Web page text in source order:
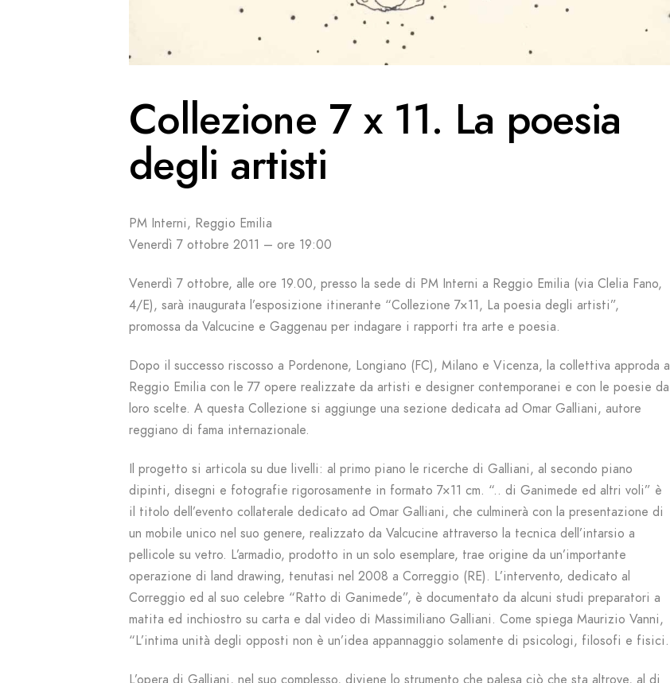
Collezione 7 x 11. La poesia
degli artisti
PM Interni, Reggio Emilia
Venerdì 7 ottobre 2011 – ore 19:00
Venerdì 7 ottobre, alle ore 19.00, presso la sede di PM Interni a Reggio Emilia (via Clelia Fano,
4/E), sarà inaugurata l’esposizione itinerante “Collezione 7×11, La poesia degli artisti”,
promossa da Valcucine e Gaggenau per indagare i rapporti tra arte e poesia.
Dopo il successo riscosso a Pordenone, Longiano (FC), Milano e Vicenza, la collettiva approda a
Reggio Emilia con le 77 opere realizzate da artisti e designer contemporanei e con le poesie da
loro scelte. A questa Collezione si aggiunge una sezione dedicata ad Omar Galliani, autore
reggiano di fama internazionale.
Il progetto si articola su due livelli: al primo piano le ricerche di Galliani, al secondo piano
dipinti, disegni e fotografie rigorosamente in formato 7×11 cm. “.. di Ganimede ed altri voli” è
il titolo dell’evento collaterale dedicato ad Omar Galliani, che culminerà con la presentazione di
un mobile unico nel suo genere, realizzato da Valcucine attraverso la tecnica dell’intarsio a
pellicole su vetro. L’armadio, prodotto in un solo esemplare, trae origine da un’importante
operazione di land drawing, tenutasi nel 2008 a Correggio (RE). L’intervento, dedicato al
Correggio ed al suo celebre “Ratto di Ganimede”, è documentato da alcuni studi preparatori a
matita ed inchiostro su carta e dal video di Massimiliano Galliani. Come spiega Maurizio Vanni,
“L’intima unità degli opposti non è un’idea appannaggio solamente di psicologi, filosofi e fisici.
L’opera di Galliani, nel suo complesso, diviene lo strumento che palesa ciò che sta altrove, al di